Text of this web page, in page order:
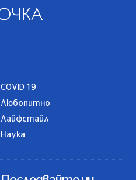
COVID 19
Любопитно
Лайфстайл
Наука